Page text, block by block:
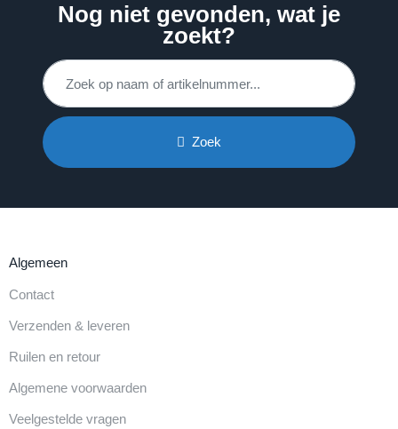
Nog niet gevonden, wat je
zoekt?
Zoek
Algemeen
Contact
Verzenden & leveren
Ruilen en retour
Algemene voorwaarden
Veelgestelde vragen